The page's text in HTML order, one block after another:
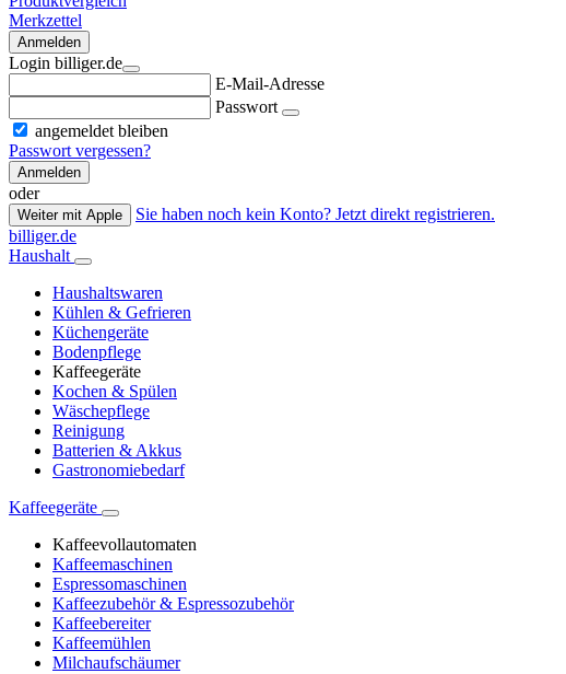
Merkzettel
Anmelden
Login billiger.de
E-Mail-Adresse
Passwort
angemeldet bleiben
Passwort vergessen?
Anmelden
oder
Weiter mit Apple
Sie haben noch kein Konto? Jetzt direkt registrieren.
billiger.de
Haushalt
Haushaltswaren
Kühlen & Gefrieren
Küchengeräte
Bodenpflege
Kaffeegeräte
Kochen & Spülen
Wäschepflege
Reinigung
Batterien & Akkus
Gastronomiebedarf
Kaffeegeräte
Kaffeevollautomaten
Kaffeemaschinen
Espressomaschinen
Kaffeezubehör & Espressozubehör
Kaffeebereiter
Kaffeemühlen
Milchaufschäumer